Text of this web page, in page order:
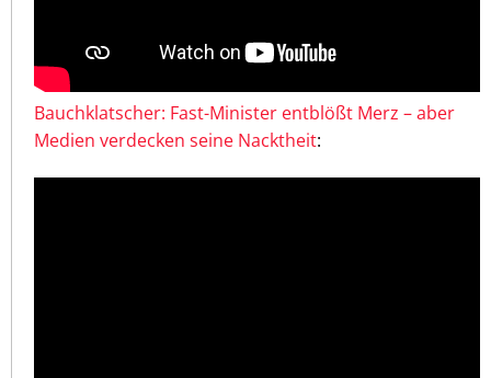
Bauchklatscher: Fast-Minister entblößt Merz – aber
Medien verdecken seine Nacktheit: